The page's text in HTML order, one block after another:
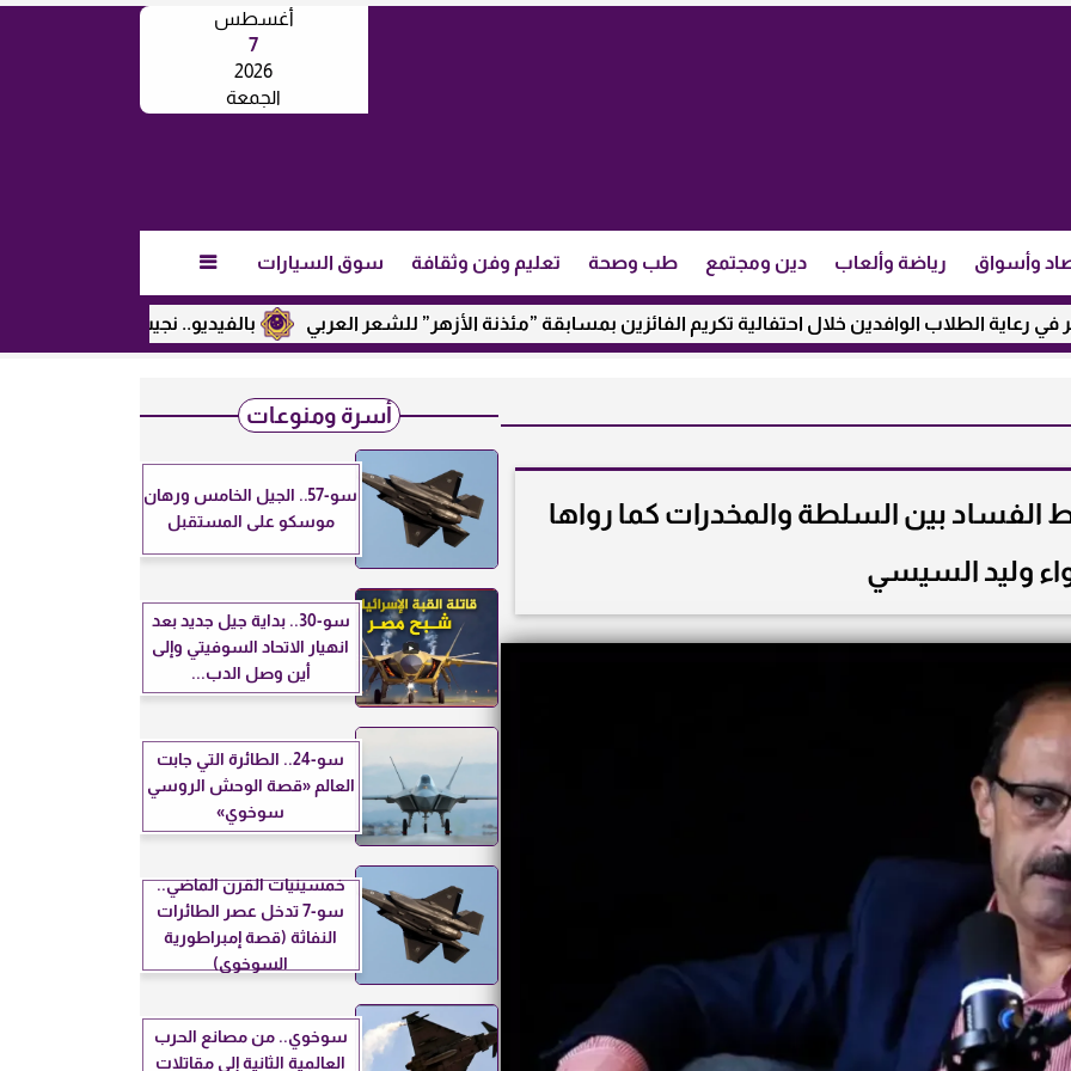
أغسطس
7
2026
الجمعة
وأسواق رياضة وألعاب دين ومجتمع طب وصحة تعليم وفن وثقافة سوق السيارات 
بالفيديو.. نجيب ساويرس يكشف عن رأيه الوافدين خلال احتفالية تكريم الفائزين بمسابقة ”مئذنة الأزهر” للشعر العربي
بين السلطة والمخدرات كما رواها
وليد السيسي
أسرة ومنوعات
سو-57.. الجيل الخامس ورهان
موسكو على المستقبل
سو-30.. بداية جيل جديد بعد
انهيار الاتحاد السوفيتي وإلى
أين وصل الدب...
سو-24.. الطائرة التي جابت
العالم «قصة الوحش الروسي
سوخوي»
خمسينيات القرن الماضي..
سو-7 تدخل عصر الطائرات
النفاثة (قصة إمبراطورية
السوخوي)
سوخوي.. من مصانع الحرب
العالمية الثانية إلى مقاتلات